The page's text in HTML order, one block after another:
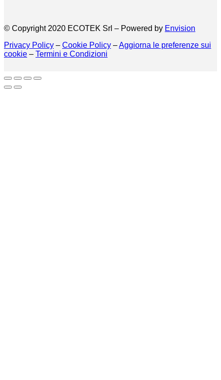
© Copyright 2020 ECOTEK Srl – Powered by Envision
Privacy Policy – Cookie Policy –Aggiorna le preferenze sui
cookie – Termini e Condizioni